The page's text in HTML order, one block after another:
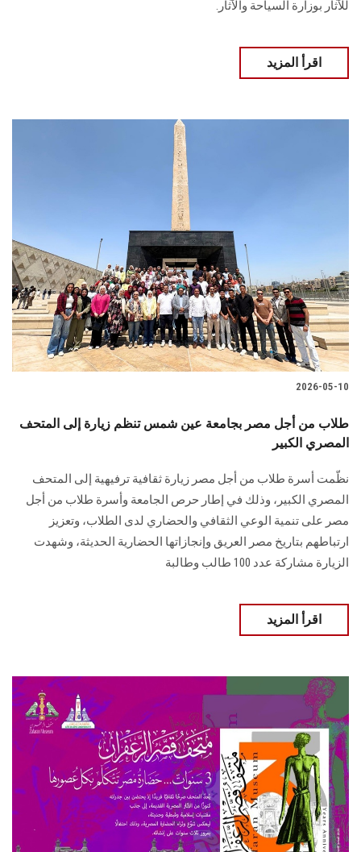
للآثار بوزارة السياحة والآثار.
اقرأ المزيد
2026-05-10
طلاب من أجل مصر بجامعة عين شمس تنظم زيارة إلى المتحف
المصري الكبير
نظّمت أسرة طلاب من أجل مصر زيارة ثقافية ترفيهية إلى المتحف
المصري الكبير، وذلك في إطار حرص الجامعة وأسرة طلاب من أجل
مصر على تنمية الوعي الثقافي والحضاري لدى الطلاب، وتعزيز
ارتباطهم بتاريخ مصر العريق وإنجازاتها الحضارية الحديثة، وشهدت
الزيارة مشاركة عدد 100 طالب وطالبة
اقرأ المزيد